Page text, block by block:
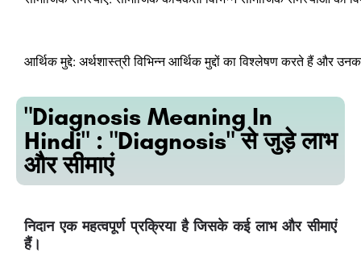
आर्थिकमुद्दे: अर्थशास्त्रीविभिन्नआर्थिकमुद्दोंकाविश्लेषणकरतेहैंऔर
"Diagnosis Meaning In
Hindi" : "Diagnosis" से जुड़े लाभ
और सीमाएं
निदान एक महत्वपूर्ण प्रक्रिया है जिसके कई लाभ और सीमाएं
हैं।